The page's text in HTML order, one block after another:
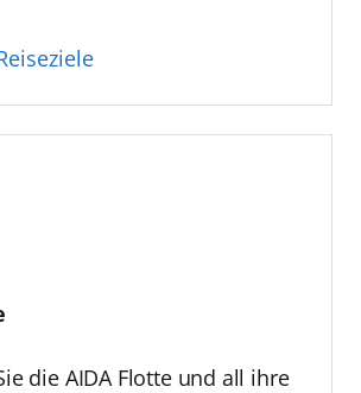
die AIDA Flotte und all ihre